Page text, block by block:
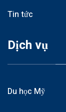
Tin tức
Dịch vụ
Du học Mỹ